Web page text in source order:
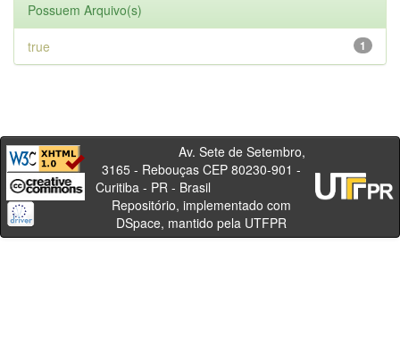
Possuem Arquivo(s)
1
true
Av. Sete de Setembro,
3165 - Rebouças CEP 80230-901 -
Curitiba - PR - Brasil
Repositório, implementado com
DSpace, mantido pela UTFPR